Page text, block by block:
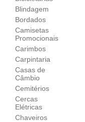
Blindagem
Bordados
Camisetas
Promocionais
Carimbos
Carpintaria
Casas de
Câmbio
Cemitérios
Cercas
Elétricas
Chaveiros